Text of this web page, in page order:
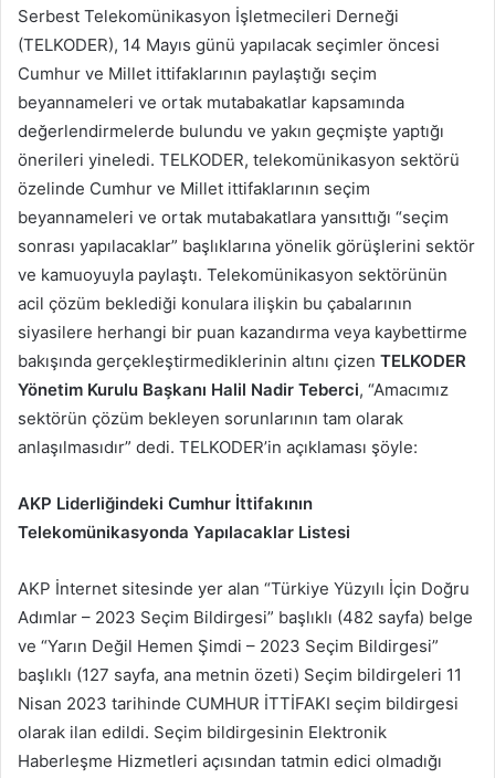
Serbest Telekomünikasyon İşletmecileri Derneği
(TELKODER), 14 Mayıs günü yapılacak seçimler öncesi
Cumhur ve Millet ittifaklarının paylaştığı seçim
beyannameleri ve ortak mutabakatlar kapsamında
değerlendirmelerde bulundu ve yakın geçmişte yaptığı
önerileri yineledi. TELKODER, telekomünikasyon sektörü
özelinde Cumhur ve Millet ittifaklarının seçim
beyannameleri ve ortak mutabakatlara yansıttığı “seçim
sonrası yapılacaklar” başlıklarına yönelik görüşlerini sektör
ve kamuoyuyla paylaştı. Telekomünikasyon sektörünün
acil çözüm beklediği konulara ilişkin bu çabalarının
siyasilere herhangi bir puan kazandırma veya kaybettirme
bakışında gerçekleştirmediklerinin altını çizen TELKODER
Yönetim Kurulu Başkanı Halil Nadir Teberci, “Amacımız
sektörün çözüm bekleyen sorunlarının tam olarak
anlaşılmasıdır” dedi. TELKODER’in açıklaması şöyle:
AKP Liderliğindeki Cumhur İttifakının
Telekomünikasyonda Yapılacaklar Listesi
AKP İnternet sitesinde yer alan “Türkiye Yüzyılı İçin Doğru
Adımlar – 2023 Seçim Bildirgesi” başlıklı (482 sayfa) belge
ve “Yarın Değil Hemen Şimdi – 2023 Seçim Bildirgesi”
başlıklı (127 sayfa, ana metnin özeti) Seçim bildirgeleri 11
Nisan 2023 tarihinde CUMHUR İTTİFAKI seçim bildirgesi
olarak ilan edildi. Seçim bildirgesinin Elektronik
Haberleşme Hizmetleri açısından tatmin edici olmadığı